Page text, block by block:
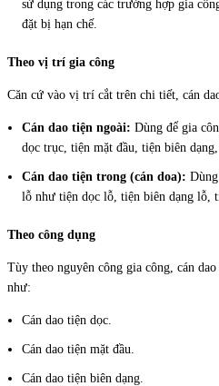
sử dụng trong các trường hợp gia
đặt bị hạn chế.
Theo vị trí gia công
Căn cứ vào vị trí cắt trên chi tiết, cán
Cán dao tiện ngoài: Dùng để gia
dọc trục, tiện mặt đầu, tiện biên
Cán dao tiện trong (cán doa):
lỗ như tiện dọc lỗ, tiện biên dạng lỗ,
Theo công dụng
Tùy theo nguyên công gia công, cán
như:
Cán dao tiện dọc.
Cán dao tiện mặt đầu.
Cán dao tiện biên dạng.